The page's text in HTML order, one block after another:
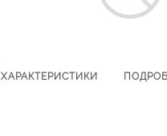
ХАРАКТЕРИСТИКИ